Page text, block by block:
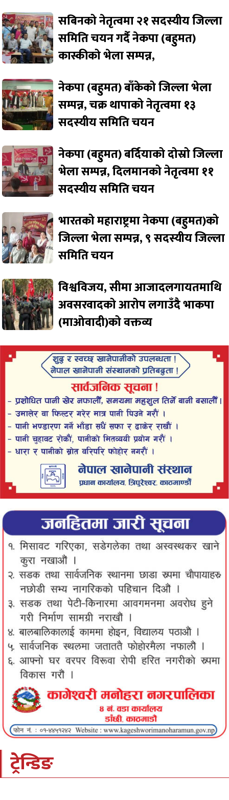
सबिनको नेतृत्वमा २१ सदस्यीय जिल्ला
समिति चयन गर्दै नेकपा (बहुमत)
कास्कीको भेला सम्पन्न,
नेकपा (बहुमत) बाँकेको जिल्ला भेला
सम्पन्न, चक्र थापाको नेतृत्वमा १३
सदस्यीय समिति चयन
नेकपा (बहुमत) बर्दियाको दोस्रो जिल्ला
भेला सम्पन्न, दिलमानको नेतृत्वमा ११
सदस्यीय समिति चयन
भारतको महाराष्ट्रमा नेकपा (बहुमत)को
जिल्ला भेला सम्पन्न, ९ सदस्यीय जिल्ला
समिति चयन
विश्वविजय, सीमा आजादलगायतमाथि
अवसरवादको आरोप लगाउँदै भाकपा
(माओवादी)को वक्तव्य
ट्रेन्डिङ